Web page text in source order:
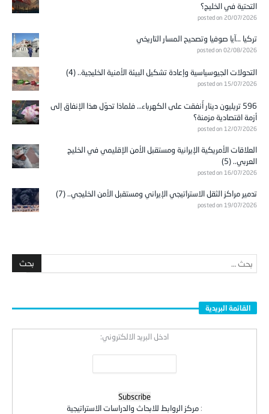
التحتية في الخليج؟
posted on 20/07/2026
تركيا …آيا صوفيا وتصحيح المسار التاريخي
posted on 02/08/2026
التحولات الجيوسياسية وإعادة تشكيل البيئة الأمنية الخليجية.. (4)
posted on 15/07/2026
596 تريليون دينار أُنفقت على الكهرباء… فلماذا تحوّل هذا الإنفاق إلى
أزمة اقتصادية مزمنة؟
posted on 12/07/2026
العلاقات الأمريكية الإيرانية ومستقبل الأمن الإقليمي في الخليج
العربي.. (5)
posted on 16/07/2026
تدمير مراكز الثقل الاستراتيجي الإيراني ومستقبل الأمن الخليجي.. (7)
posted on 19/07/2026
القائمة البريدية
ادخل البريد الالكتروني:
: مركز الروابط للابحاث والدراسات الاستراتيجية